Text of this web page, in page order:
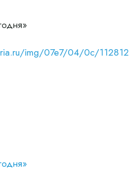
img/07e7/04/0c/